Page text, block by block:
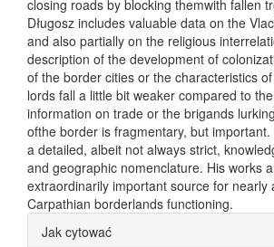
closing roads by blocking themwith fallen
Długosz includes valuable data on the
and also partially on the religious
description of the development of
of the border cities or the characteristics
lords fall a little bit weaker compared to
information on trade or the brigands
ofthe border is fragmentary, but important.
a detailed, albeit not always strict,
and geographic nomenclature. His works
extraordinarily important source for nearly
Carpathian borderlands functioning.
Article Details
Jak cytować